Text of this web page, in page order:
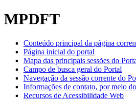
MPDFT
Conteúdo principal da página
Página inicial do portal
Mapa das principais sessões do
Campo de busca geral do Portal
Navegação da sessão corrente do
Informações de contato, por meio
Recursos de Acessibilidade Web